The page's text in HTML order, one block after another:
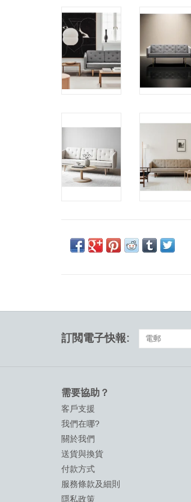
訂閲電子快報:
需要協助？
客戶支援
我們在哪?
關於我們
送貨與換貨
付款方式
服務條款及細則
隱私政策